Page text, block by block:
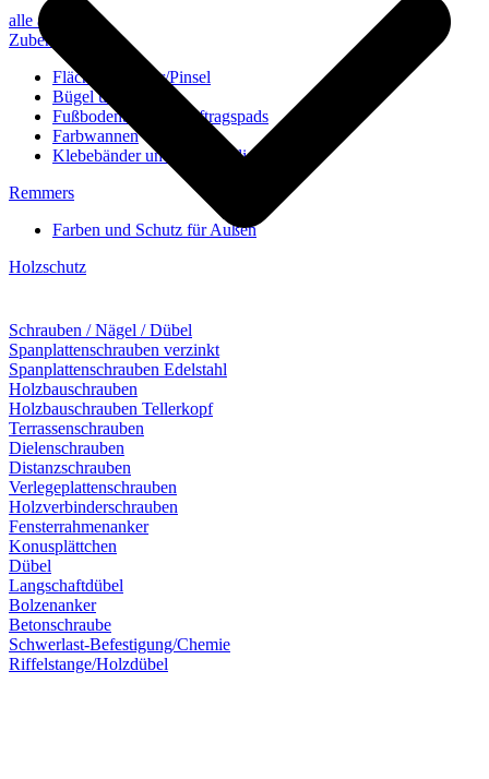
alle anzeigen
Zubehör
Flächenstreicher/Pinsel
Bügel und Rollen
Fußbodenbürsten/Auftragspads
Farbwannen
Klebebänder und Abdeckvlies
Remmers
Farben und Schutz für Außen
Holzschutz
Schrauben / Nägel / Dübel
Spanplattenschrauben verzinkt
Spanplattenschrauben Edelstahl
Holzbauschrauben
Holzbauschrauben Tellerkopf
Terrassenschrauben
Dielenschrauben
Distanzschrauben
Verlegeplattenschrauben
Holzverbinderschrauben
Fensterrahmenanker
Konusplättchen
Dübel
Langschaftdübel
Bolzenanker
Betonschraube
Schwerlast-Befestigung/Chemie
Riffelstange/Holzdübel